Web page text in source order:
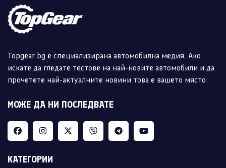
Topgear.bg е специализирана автомобилна медия. Ако
искате да гледате тестове на най-новите автомобили и да
прочетете най-актуалните новини това е вашето място.
МОЖЕ ДА НИ ПОСЛЕДВАТЕ
КАТЕГОРИИ